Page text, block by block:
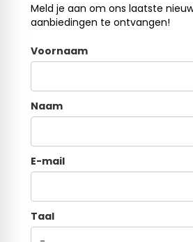
Meld je aan om ons laatste
aanbiedingen te ontvangen!
Voornaam
Naam
E-mail
Taal